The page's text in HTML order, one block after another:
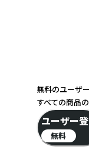
無料のユーザ
すべての商品
ユーザー
無料